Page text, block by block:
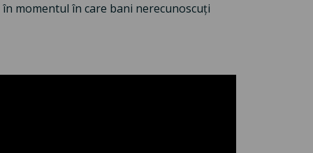
momentul în care bani nerecunoscuți